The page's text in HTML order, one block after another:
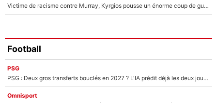
Victime de racisme contre Murray, Kyrgios pousse un énorme coup de gueule !
Football
PSG
PSG : Deux gros transferts bouclés en 2027 ? L'IA prédit déjà les deux joueurs qui pourraient rejoindre Luis Enrique !
Omnisport